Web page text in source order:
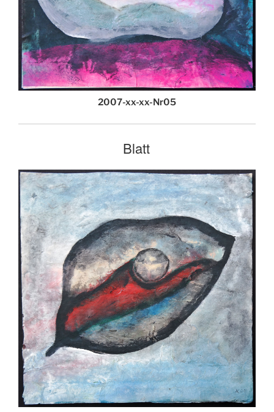
2007-xx-xx-Nr05
Blatt